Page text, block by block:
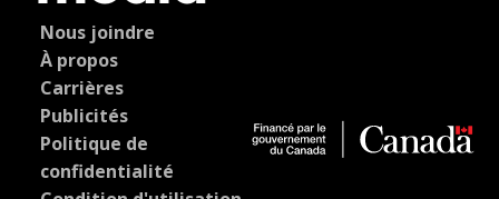
Nous joindre
À propos
Carrières
Publicités
Politique de
confidentialité